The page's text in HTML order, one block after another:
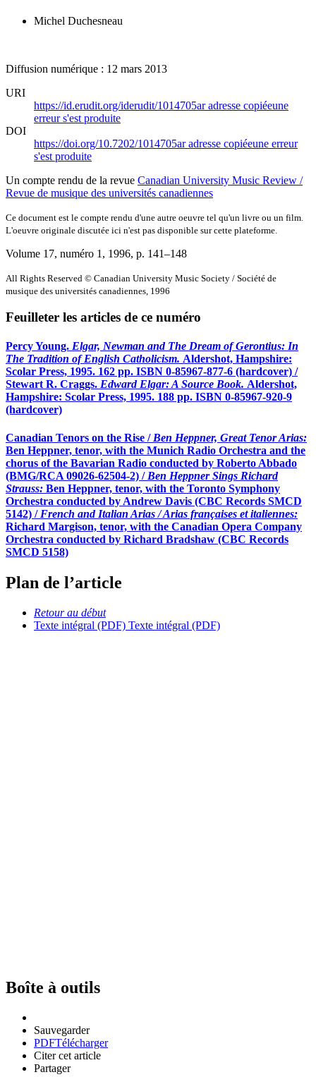
Michel Duchesneau
Diffusion numérique : 12 mars 2013
URI
https://id.erudit.org/iderudit/1014705aradresse copiéeune
erreur s'est produite
DOI
https://doi.org/10.7202/1014705aradresse copiéeune erreur
s'est produite
Un compte rendu de la revue Canadian University Music Review /
Revue de musique des universités canadiennes
Ce document est le compte rendu d'une autre oeuvre tel qu'un livre ou un film.
L'oeuvre originale discutée ici n'est pas disponible sur cette plateforme.
Volume 17, numéro 1, 1996, p. 141–148
All Rights Reserved © Canadian University Music Society / Société de
musique des universités canadiennes, 1996
Feuilleter les articles de ce numéro
Percy Young. Elgar, Newman and The Dream of Gerontius: In
The Tradition of English Catholicism. Aldershot, Hampshire:
Scolar Press, 1995. 162 pp. ISBN 0-85967-877-6 (hardcover) /
Stewart R. Craggs. Edward Elgar: A Source Book. Aldershot,
Hampshire: Scolar Press, 1995. 188 pp. ISBN 0-85967-920-9
(hardcover)
Canadian Tenors on the Rise / Ben Heppner, Great Tenor Arias:
Ben Heppner, tenor, with the Munich Radio Orchestra and the
chorus of the Bavarian Radio conducted by Roberto Abbado
(BMG/RCA 09026-62504-2) / Ben Heppner Sings Richard
Strauss: Ben Heppner, tenor, with the Toronto Symphony
Orchestra conducted by Andrew Davis (CBC Records SMCD
5142) / French and Italian Arias / Arias françaises et italiennes:
Richard Margison, tenor, with the Canadian Opera Company
Orchestra conducted by Richard Bradshaw (CBC Records
SMCD 5158)
Plan de l’article
Retour au début
Texte intégral (PDF) Texte intégral (PDF)
Boîte à outils
Sauvegarder
PDFTélécharger
Citer cet article
Partager